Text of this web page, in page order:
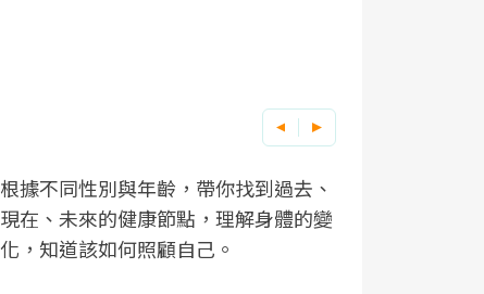
根據不同性別與年齡，帶你找到過去、
現在、未來的健康節點，理解身體的變
化，知道該如何照顧自己。